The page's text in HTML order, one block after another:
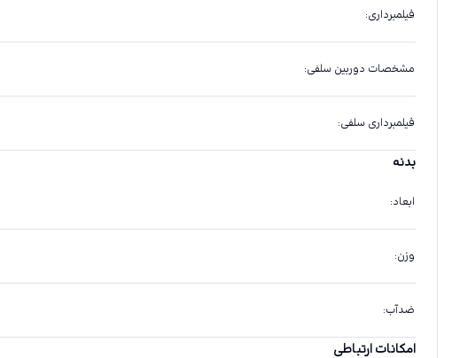
فیلمبرداری:
مشخصات دوربین سلفی:
فیلمبرداری سلفی:
بدنه
ابعاد:
وزن:
ضدآب:
امکانات ارتباطی